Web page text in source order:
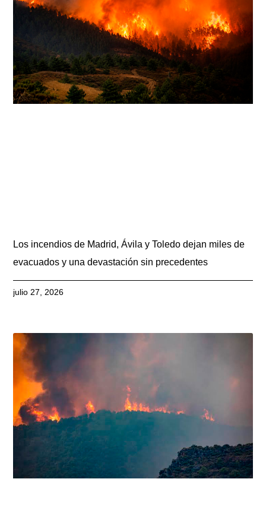
Los incendios de Madrid, Ávila y Toledo dejan miles de
evacuados y una devastación sin precedentes
julio 27, 2026